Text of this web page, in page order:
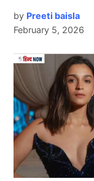
by Preeti baisla
February 5, 2026